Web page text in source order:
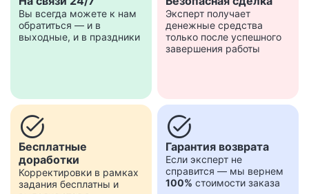
Вы всегда можете к нам
обратиться — и в
выходные, и в праздники
Эксперт получает
денежные средства
только после успешного
завершения работы
task_alt
Бесплатные
доработки
Корректировки в рамках
задания бесплатны и
task_alt
Гарантия возврата
Если эксперт не
справится — мы вернем
100% стоимости заказа